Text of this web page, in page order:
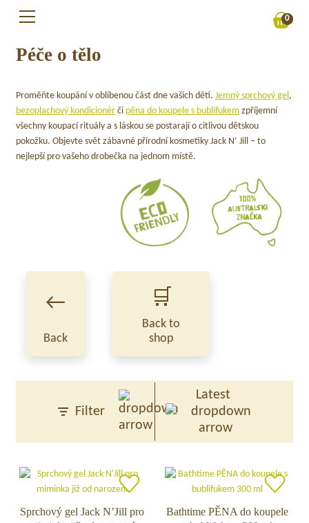
Skip
0
Péče o tělo
Proměňte koupání v oblíbenou část dne vašich dětí. Jemný sprchový gel,
bezoplachový kondicionér či pěna do koupele s bublifukem zpříjemní
všechny koupací rituály a s láskou se postarají o citlivou dětskou
pokožku. Objevte svět zábavné přírodní kosmetiky Jack N‘ Jill – to
nejlepší pro vašeho drobečka na jednom místě.
←
Back
🛒
Back to
shop
Filter
Latest
Sprchový
Sprchový gel Jack N’Jill pro
Bathtime
Bathtime PĚNA do koupele